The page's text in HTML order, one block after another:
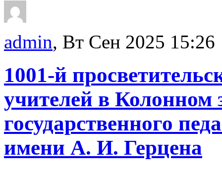
admin, Вт Сен 2025 15:26
1001-й
учителей в Колонном
государственного
имени А. И. Герцена